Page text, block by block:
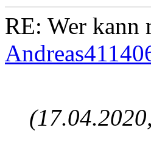
RE: Wer kann